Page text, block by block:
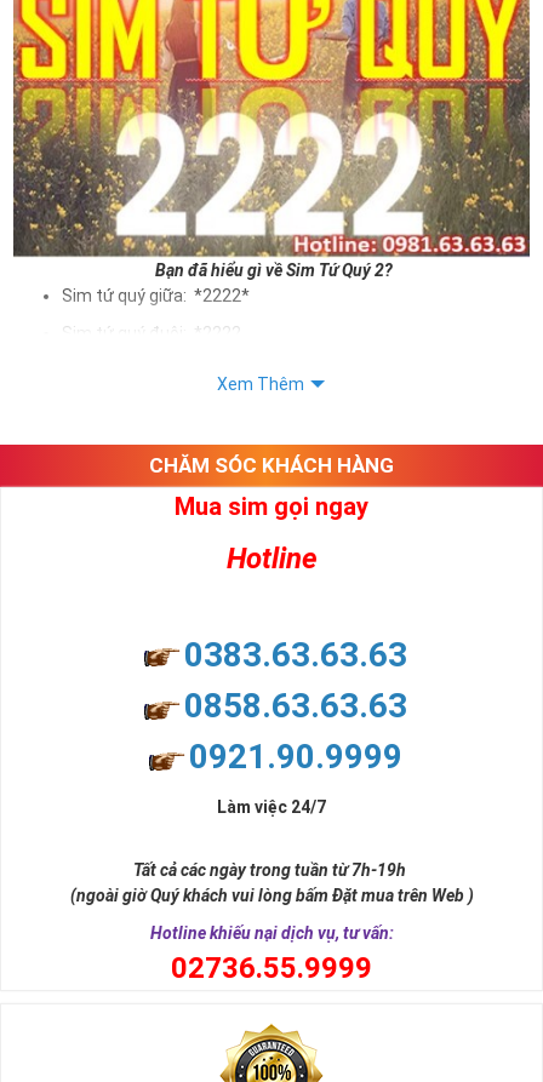
Bạn đã hiểu gì về Sim Tứ Quý 2?
Sim tứ quý giữa: *2222*
Sim tứ quý đuôi: *2222
như sự sắp xếp của các con số trong sim.
Ý nghĩa sim tứ quý 2
nhiều thành công, thăng tiến hơn.
và tính hai mặt. Số 2 thúc giục chúng ta lựa chọn, dựa vào những
đời, nơi bạn phải đưa ra những quyết định quan trọng.
Xem Thêm
CHĂM SÓC KHÁCH HÀNG
Mua sim gọi ngay
Hotline
0383.63.63.63
0858.63.63.63
0921.90.9999
Làm việc 24/7
Tất cả các ngày trong tuần từ 7h-19h
(ngoài giờ Quý khách vui lòng bấm Đặt mua trên Web )
Hotline khiếu nại dịch vụ, tư vấn:
02736.55.9999